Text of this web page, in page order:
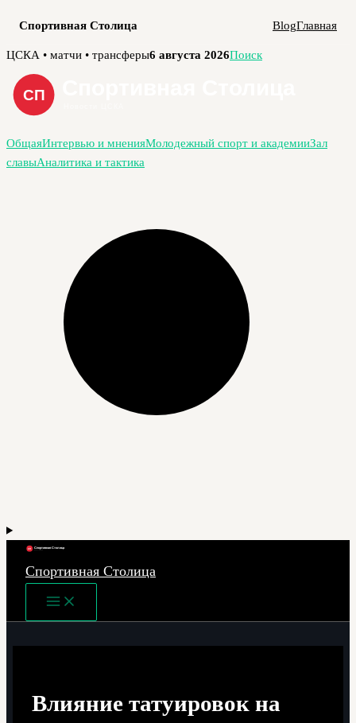
Спортивная Столица BlogГлавная
Перейти
содержимому
ЦСКА • матчи • трансферы6 августа 2026Поиск
ОбщаяИнтервью и мненияМолодежный спорт и академииЗал
славыАналитика и тактика
Спортивная Столица
Main
Menu
Влияние татуировок на